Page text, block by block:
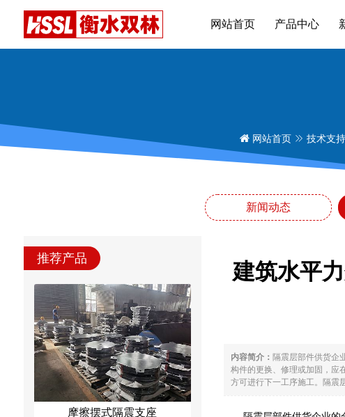
网站首页 产品中心
网站首页 技术支持
新闻动态
推荐产品
摩擦摆式隔震支座
建筑水平
内容简介： 隔震层部件供货企
构件的更换、修理或加固，应
方可进行下一工序施工。隔震